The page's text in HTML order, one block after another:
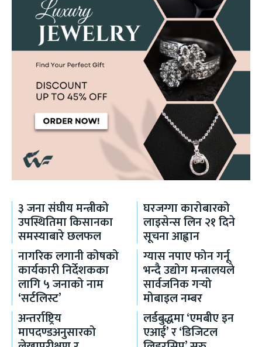
३ जना संघीय मन्त्रीको
उपस्थितिमा किसानका
समस्याबारे छलफल
घरजग्गा कारोबारको
लाइसेन्स लिन २१ दिने
सूचना आह्वान
नागरिक लगानी कोषको
कार्यकारी निर्देशकका
लागि ५ जनाको नाम
‘सर्टलिस्ट’
ग्यास नपाए फोन गर्नू
भन्दै उद्योग मन्त्रालयले
सार्वजनिक गर्‍यो
मोबाइल नम्बर
अन्तर्राष्ट्रिय
मापदण्डअनुसारको
लर्डबुद्धमा ‘एमबीए इन
एआई’ र ‘डिजिटल